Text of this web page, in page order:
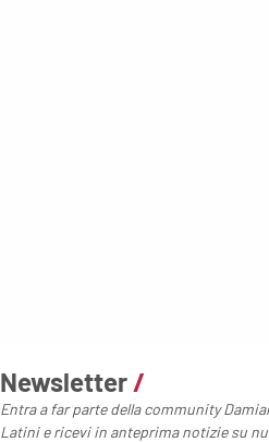
Newsletter /
Entra a far parte della community
Latini e ricevi in anteprima notizie su